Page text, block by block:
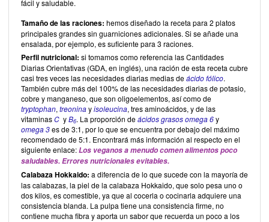
fácil y saludable.
Tamaño de las raciones: hemos diseñado la receta para 2 platos
principales grandes sin guarniciones adicionales. Si se añade una
ensalada, por ejemplo, es suficiente para 3 raciones.
Perfil nutricional: si tomamos como referencia las Cantidades
Diarias Orientativas (GDA, en inglés), una ración de esta receta cubre
casi tres veces las necesidades diarias medias deácido fólico.
También cubre más del 100% de las necesidades diarias de potasio,
cobre y manganeso, que son oligoelementos, así como de
tryptophan, treoninayisoleucina, tres aminoácidos, y de las
vitaminasC yB6. La proporción deácidos grasos omega 6y
omega 3es de 3:1, por lo que se encuentra por debajo del máximo
recomendado de 5:1. Encontrará más información al respecto en el
siguiente enlace:Los veganos a menudo comen alimentos poco
saludables. Errores nutricionales evitables.
Calabaza Hokkaido: a diferencia de lo que sucede con la mayoría de
las calabazas, la piel de la calabaza Hokkaido, que solo pesa uno o
dos kilos, es comestible, ya que al cocerla o cocinarla adquiere una
consistencia blanda. La pulpa tiene una consistencia firme, no
contiene mucha fibra y aporta un sabor que recuerda un poco a los